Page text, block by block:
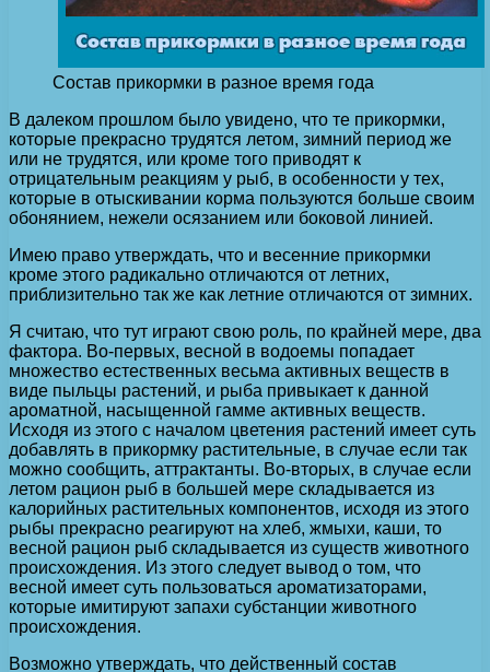
Состав прикормки в разное время года
В далеком прошлом было увидено, что те прикормки,
которые прекрасно трудятся летом, зимний период же
или не трудятся, или кроме того приводят к
отрицательным реакциям у рыб, в особенности у тех,
которые в отыскивании корма пользуются больше своим
обонянием, нежели осязанием или боковой линией.
Имею право утверждать, что и весенние прикормки
кроме этого радикально отличаются от летних,
приблизительно так же как летние отличаются от зимних.
Я считаю, что тут играют свою роль, по крайней мере, два
фактора. Во-первых, весной в водоемы попадает
множество естественных весьма активных веществ в
виде пыльцы растений, и рыба привыкает к данной
ароматной, насыщенной гамме активных веществ.
Исходя из этого с началом цветения растений имеет суть
добавлять в прикормку растительные, в случае если так
можно сообщить, аттрактанты. Во-вторых, в случае если
летом рацион рыб в большей мере складывается из
калорийных растительных компонентов, исходя из этого
рыбы прекрасно реагируют на хлеб, жмыхи, каши, то
весной рацион рыб складывается из существ животного
происхождения. Из этого следует вывод о том, что
весной имеет суть пользоваться ароматизаторами,
которые имитируют запахи субстанции животного
происхождения.
Возможно утверждать, что действенный состав